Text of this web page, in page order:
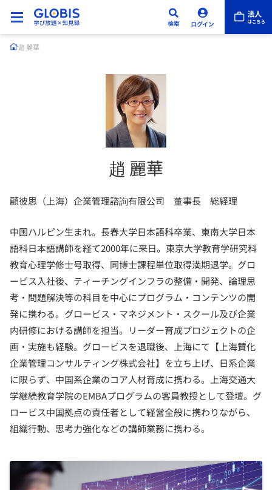
趙 麗華
趙 麗華
顧彼思（上海）企業管理諮詢有限公司 董事長 総経理
中国ハルピン生まれ。長春大学日本語科卒業、東南大学日本
語科日本語講師を経て2000年に来日。東京大学教育学研究科
教育心理学修士号取得、同博士課程単位取得満期退学。グロ
ービス入社後、ティーチングインフラの整備・開発、論理思
考・問題解決等の科目を中心にプログラム・コンテンツの開
発に携わる。グロービス・マネジメント・スクール及び企業
内研修における講師を担当。リーダー育成プロジェクトの企
画・実施も経験。グロービスを退職後、上海にて【上海賛化
企業管理コンサルティング株式会社】を立ち上げ、日系企業
に限らず、中国系企業のコア人材育成に携わる。上海交通大
学継続教育学院のEMBAプログラムの客員教授として登壇。グ
ロービス中国拠点の責任者として経営全般に携わりながら、
組織行動、思考力強化などの講師業務に携わる。